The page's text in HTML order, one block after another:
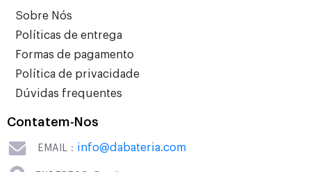
Sobre Nós
Políticas de entrega
Formas de pagamento
Política de privacidade
Dúvidas frequentes
Contatem-Nos
EMAIL： info@dabateria.com